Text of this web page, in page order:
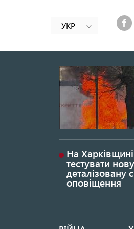
УКР
На
тестувати нову
деталізовану
оповіщення